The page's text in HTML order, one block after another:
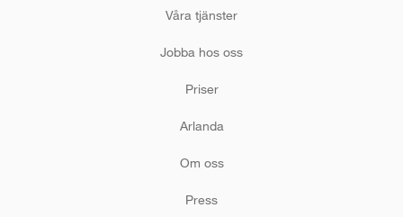
Våra tjänster
Jobba hos oss
Priser
Arlanda
Om oss
Press